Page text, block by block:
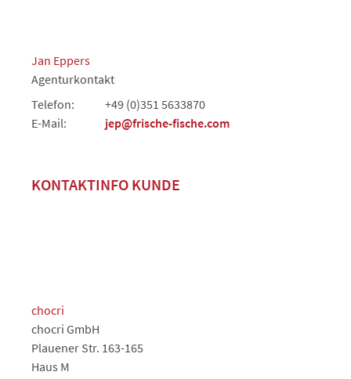
Jan Eppers
Agenturkontakt
Telefon:
+49 (0)351 5633870
E-Mail:
jep@frische-fische.com
KONTAKTINFO KUNDE
chocri
chocri GmbH
Plauener Str. 163-165
Haus M